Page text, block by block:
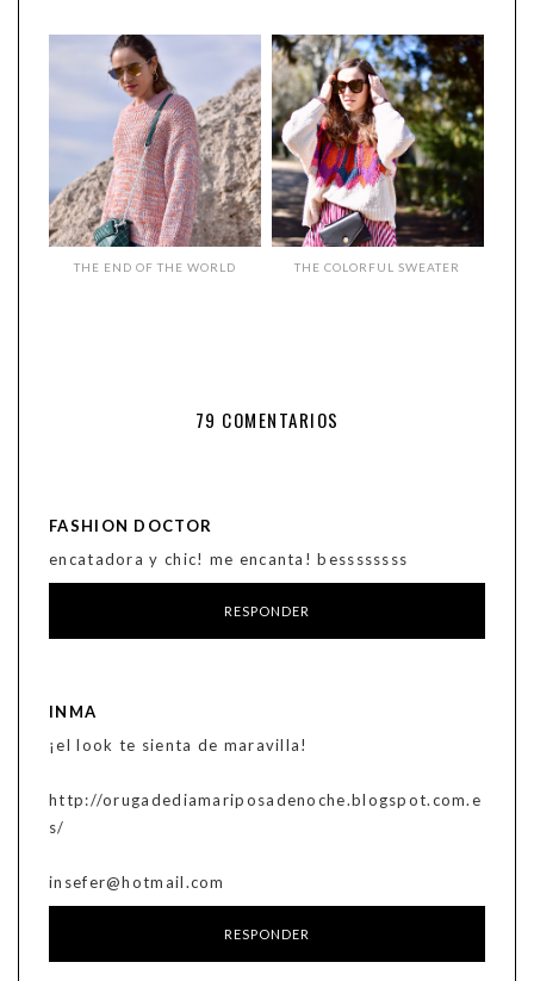
THE END OF THE WORLD THE COLORFUL SWEATER
79 COMENTARIOS
FASHION DOCTOR
encatadora y chic! me encanta! bessssssss
RESPONDER
INMA
¡el look te sienta de maravilla!
http://orugadediamariposadenoche.blogspot.com.e
s/
insefer@hotmail.com
RESPONDER